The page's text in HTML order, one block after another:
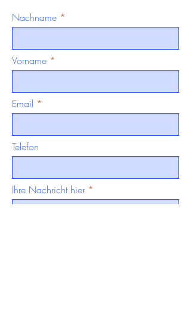
Nachname
Vorname
Email
Telefon
Ihre Nachricht hier